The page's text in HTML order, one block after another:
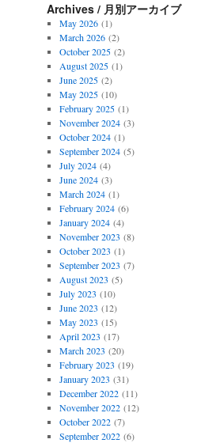
Archives / 月別アーカイブ
May 2026(1)
March 2026(2)
October 2025(2)
August 2025(1)
June 2025(2)
May 2025(10)
February 2025(1)
November 2024(3)
October 2024(1)
September 2024(5)
July 2024(4)
June 2024(3)
March 2024(1)
February 2024(6)
January 2024(4)
November 2023 (8)
October 2023 (1)
September 2023 (7)
August 2023 (5)
July 2023 (10)
June 2023 (12)
May 2023 (15)
April 2023 (17)
March 2023 (20)
February 2023 (19)
January 2023 (31)
December 2022(11)
November 2022(12)
October 2022(7)
September 2022(6)